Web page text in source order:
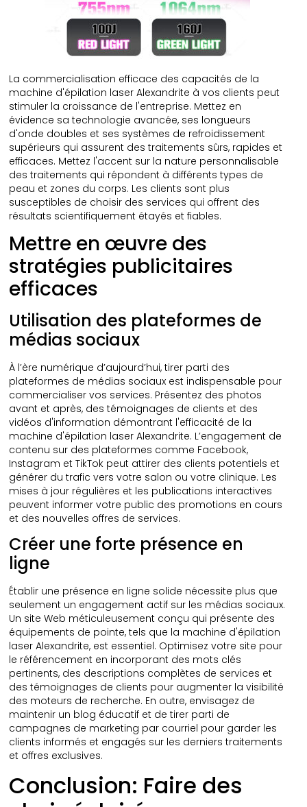
La commercialisation efficace des capacités de la
machine d'épilation laser Alexandrite à vos clients peut
stimuler la croissance de l'entreprise. Mettez en
évidence sa technologie avancée, ses longueurs
d'onde doubles et ses systèmes de refroidissement
supérieurs qui assurent des traitements sûrs, rapides et
efficaces. Mettez l'accent sur la nature personnalisable
des traitements qui répondent à différents types de
peau et zones du corps. Les clients sont plus
susceptibles de choisir des services qui offrent des
résultats scientifiquement étayés et fiables.
Mettre en œuvre des
stratégies publicitaires
efficaces
Utilisation des plateformes de
médias sociaux
À l’ère numérique d’aujourd’hui, tirer parti des
plateformes de médias sociaux est indispensable pour
commercialiser vos services. Présentez des photos
avant et après, des témoignages de clients et des
vidéos d'information démontrant l'efficacité de la
machine d'épilation laser Alexandrite. L’engagement de
contenu sur des plateformes comme Facebook,
Instagram et TikTok peut attirer des clients potentiels et
générer du trafic vers votre salon ou votre clinique. Les
mises à jour régulières et les publications interactives
peuvent informer votre public des promotions en cours
et des nouvelles offres de services.
Créer une forte présence en
ligne
Établir une présence en ligne solide nécessite plus que
seulement un engagement actif sur les médias sociaux.
Un site Web méticuleusement conçu qui présente des
équipements de pointe, tels que la machine d'épilation
laser Alexandrite, est essentiel. Optimisez votre site pour
le référencement en incorporant des mots clés
pertinents, des descriptions complètes de services et
des témoignages de clients pour augmenter la visibilité
des moteurs de recherche. En outre, envisagez de
maintenir un blog éducatif et de tirer parti de
campagnes de marketing par courriel pour garder les
clients informés et engagés sur les derniers traitements
et offres exclusives.
Conclusion: Faire des